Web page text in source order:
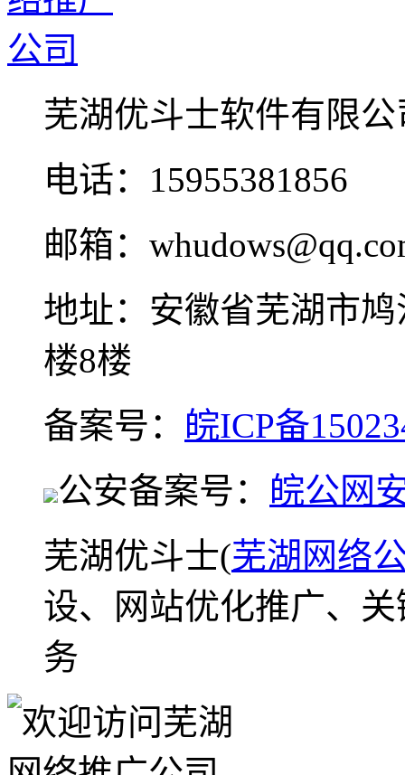
芜湖优斗士软件有限公
电话：15955381856
邮箱：
地址：安徽省芜湖市
楼8楼
备案号： 皖ICP备
公安备案号： 皖公网
芜湖优斗士(芜湖网络
设、网站优化推广、
务